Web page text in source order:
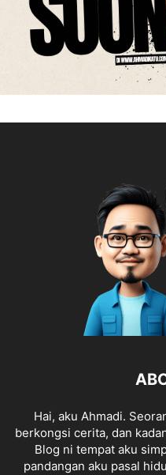
Hai, aku Ahmadi.
berkongsi cerita, dan
Blog ni tempat aku
pandangan aku pasal